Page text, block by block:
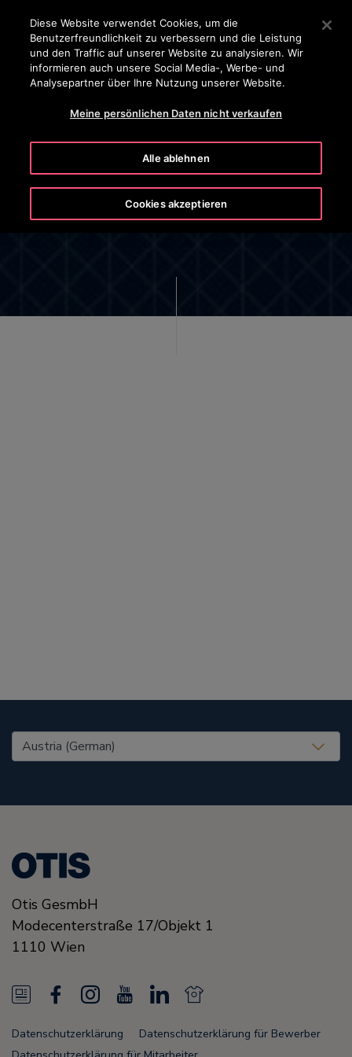
Drücken Sie die Eingabetaste, um zum Hauptinhalt zu
SUCHEN
Report Privacy Matter
United States (EN)
Otis GesmbH
Modecenterstraße 17/Objekt 1
1110 Wien
N
e
a
I
o
L
N
Datenschutzerklärung
Datenschutzerklärung für Bewerber
Diese Website verwendet Cookies, um die
Benutzerfreundlichkeit zu verbessern und die Leistung
und den Traffic auf unserer Website zu analysieren. Wir
informieren auch unsere Social Media-, Werbe- und
Analysepartner über Ihre Nutzung unserer Website.
Meine persönlichen Daten nicht verkaufen
Alle ablehnen
Cookies akzeptieren